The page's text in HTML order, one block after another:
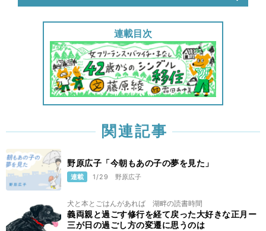
連載目次
関連記事
野原広子「今朝もあの子の夢を見た」
連載 1/29 野原広子
犬と本とごはんがあれば 湖畔の読書時間
義両親と過ごす修行を経て戻った大好きな正月ー
三が日の過ごし方の変遷に思うのは